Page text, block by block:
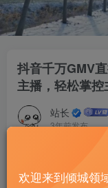
抖音千万GMV
主播，轻松掌控
站长
3年前发布
欢迎来到倾城领